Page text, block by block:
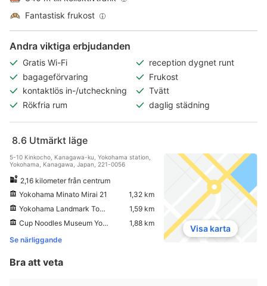
Fantastisk frukost
Andra viktiga erbjudanden
Gratis Wi-Fi
reception dygnet runt
bagageförvaring
Frukost
kontaktlös in-/utcheckning
Tvätt
Rökfria rum
daglig städning
8.6 Utmärkt läge
5-10 Kinkocho, Kanagawa-ku, Yokohama station,
Yokohama, Kanagawa, Japan, 221-0056
2,16 kilometer från centrum
Yokohama Minato Mirai 21
1,32 km
Yokohama Landmark Tower
1,59 km
Cup Noodles Museum Yokohama
1,88 km
Se närliggande
Visa karta
Bra att veta